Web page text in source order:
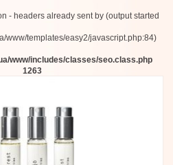
- headers already sent by (output started
www/templates/easy2/javascript.php:84)
www/includes/classes/seo.class.php
1263